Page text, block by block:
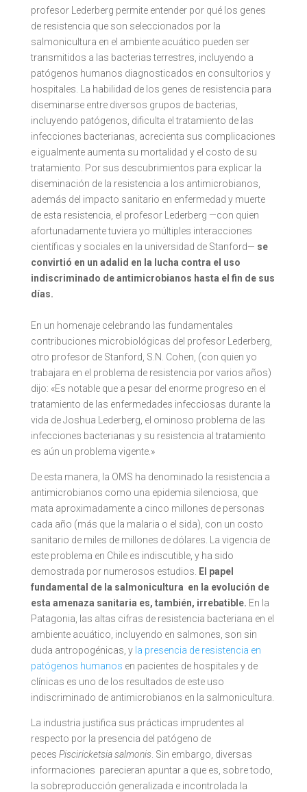
profesor Lederberg permite entender por qué los genes
de resistencia que son seleccionados por la
salmonicultura en el ambiente acuático pueden ser
transmitidos a las bacterias terrestres, incluyendo a
patógenos humanos diagnosticados en consultorios y
hospitales. La habilidad de los genes de resistencia para
diseminarse entre diversos grupos de bacterias,
incluyendo patógenos, dificulta el tratamiento de las
infecciones bacterianas, acrecienta sus complicaciones
e igualmente aumenta su mortalidad y el costo de su
tratamiento. Por sus descubrimientos para explicar la
diseminación de la resistencia a los antimicrobianos,
además del impacto sanitario en enfermedad y muerte
de esta resistencia, el profesor Lederberg —con quien
afortunadamente tuviera yo múltiples interacciones
científicas y sociales en la universidad de Stanford— se
convirtió en un adalid en la lucha contra el uso
indiscriminado de antimicrobianos hasta el fin de sus
días.
En un homenaje celebrando las fundamentales
contribuciones microbiológicas del profesor Lederberg,
otro profesor de Stanford, S.N. Cohen, (con quien yo
trabajara en el problema de resistencia por varios años)
dijo: «Es notable que a pesar del enorme progreso en el
tratamiento de las enfermedades infecciosas durante la
vida de Joshua Lederberg, el ominoso problema de las
infecciones bacterianas y su resistencia al tratamiento
es aún un problema vigente.»
De esta manera, la OMS ha denominado la resistencia a
antimicrobianos como una epidemia silenciosa, que
mata aproximadamente a cinco millones de personas
cada año (más que la malaria o el sida), con un costo
sanitario de miles de millones de dólares. La vigencia de
este problema en Chile es indiscutible, y ha sido
demostrada por numerosos estudios. El papel
fundamental de la salmonicultura en la evolución de
esta amenaza sanitaria es, también, irrebatible. En la
Patagonia, las altas cifras de resistencia bacteriana en el
ambiente acuático, incluyendo en salmones, son sin
duda antropogénicas, y la presencia de resistencia en
patógenos humanos en pacientes de hospitales y de
clínicas es uno de los resultados de este uso
indiscriminado de antimicrobianos en la salmonicultura.
La industria justifica sus prácticas imprudentes al
respecto por la presencia del patógeno de
peces Pisciricketsia salmonis. Sin embargo, diversas
informaciones parecieran apuntar a que es, sobre todo,
la sobreproducción generalizada e incontrolada la